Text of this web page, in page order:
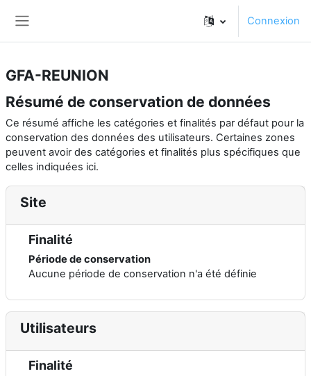
Connexion
GFA-REUNION
Résumé de conservation de données
Ce résumé affiche les catégories et finalités par défaut pour la
conservation des données des utilisateurs. Certaines zones
peuvent avoir des catégories et finalités plus spécifiques que
celles indiquées ici.
Site
Finalité
Période de conservation
Aucune période de conservation n'a été définie
Utilisateurs
Finalité